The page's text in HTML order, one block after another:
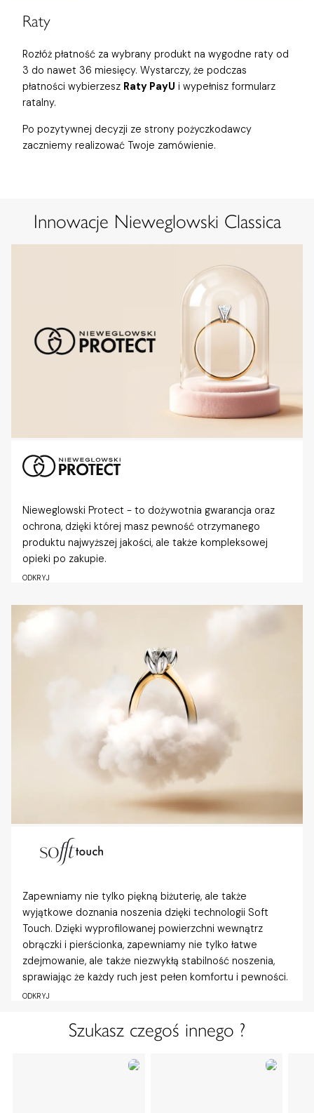
Raty
Rozłóż płatność za wybrany produkt na wygodne raty od
3 do nawet 36 miesięcy. Wystarczy, że podczas
płatności wybierzesz Raty PayU i wypełnisz formularz
ratalny.
Po pozytywnej decyzji ze strony pożyczkodawcy
zaczniemy realizować Twoje zamówienie.
Innowacje Nieweglowski Classica
Nieweglowski Protect - to dożywotnia gwarancja oraz
ochrona, dzięki której masz pewność otrzymanego
produktu najwyższej jakości, ale także kompleksowej
opieki po zakupie.
ODKRYJ
Zapewniamy nie tylko piękną biżuterię, ale także
wyjątkowe doznania noszenia dzięki technologii Soft
Touch. Dzięki wyprofilowanej powierzchni wewnątrz
obrączki i pierścionka, zapewniamy nie tylko łatwe
zdejmowanie, ale także niezwykłą stabilność noszenia,
sprawiając że każdy ruch jest pełen komfortu i pewności.
ODKRYJ
Szukasz czegoś innego ?